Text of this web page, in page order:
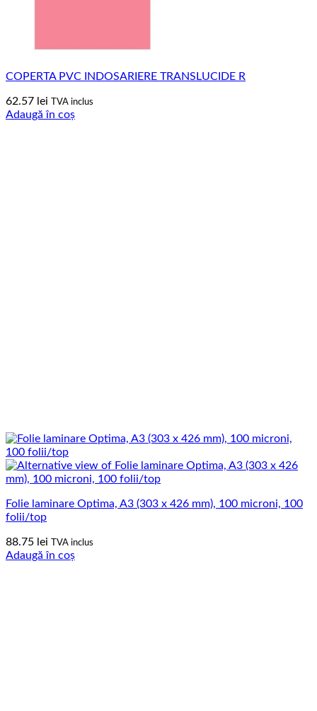
COPERTA PVC INDOSARIERE TRANSLUCIDE R
62.57 lei TVA inclus
Adaugă în coș
Folie laminare Optima, A3 (303 x 426 mm), 100 microni, 100
folii/top
88.75 lei TVA inclus
Adaugă în coș